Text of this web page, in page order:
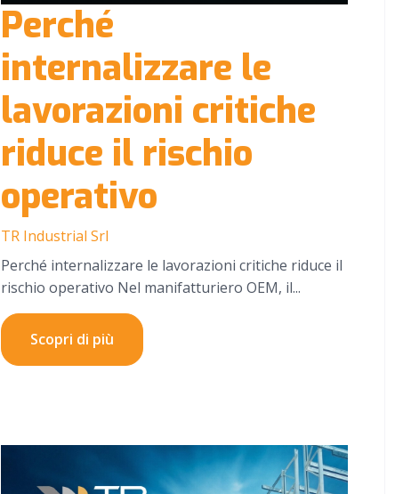
Perché
internalizzare le
lavorazioni critiche
riduce il rischio
operativo
TR Industrial Srl
Perché internalizzare le lavorazioni critiche riduce il
rischio operativo Nel manifatturiero OEM, il...
Scopri di più